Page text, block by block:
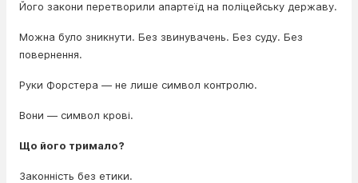
Його закони перетворили апартеїд на поліцейську державу.
Можна було зникнути. Без звинувачень. Без суду. Без
повернення.
Руки Форстера — не лише символ контролю.
Вони — символ крові.
Що його тримало?
Законність без етики.